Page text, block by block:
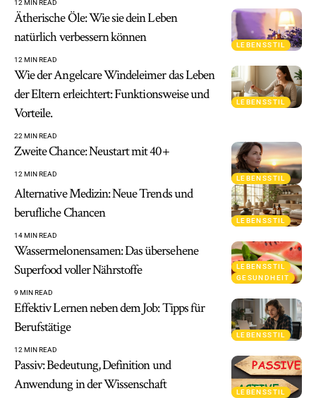
12 MIN READ
LEBENSSTIL
Ätherische Öle: Wie sie dein Leben
natürlich verbessern können
12 MIN READ
LEBENSSTIL
Wie der Angelcare Windeleimer das Leben
der Eltern erleichtert: Funktionsweise und
Vorteile.
22 MIN READ
LEBENSSTIL
Zweite Chance: Neustart mit 40+
12 MIN READ
LEBENSSTIL
Alternative Medizin: Neue Trends und
berufliche Chancen
14 MIN READ
LEBENSSTIL
GESUNDHEIT
Wassermelonensamen: Das übersehene
Superfood voller Nährstoffe
9 MIN READ
LEBENSSTIL
Effektiv Lernen neben dem Job: Tipps für
Berufstätige
12 MIN READ
LEBENSSTIL
Passiv: Bedeutung, Definition und
Anwendung in der Wissenschaft